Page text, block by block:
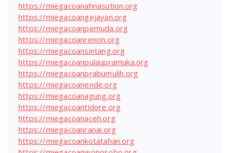
https://miegacoanahnasution.org
https://miegacoangejayan.org
https://miegacoanpemuda.org
https://miegacoanrenon.org
https://miegacoansintang.org
https://miegacoanpulaupramuka.org
https://miegacoanprabumulih.org
https://miegacoanende.org
https://miegacoanagung.org
https://miegacoantidore.org
https://miegacoanaceh.org
https://miegacoanranai.org
https://miegacoankotatahan.org